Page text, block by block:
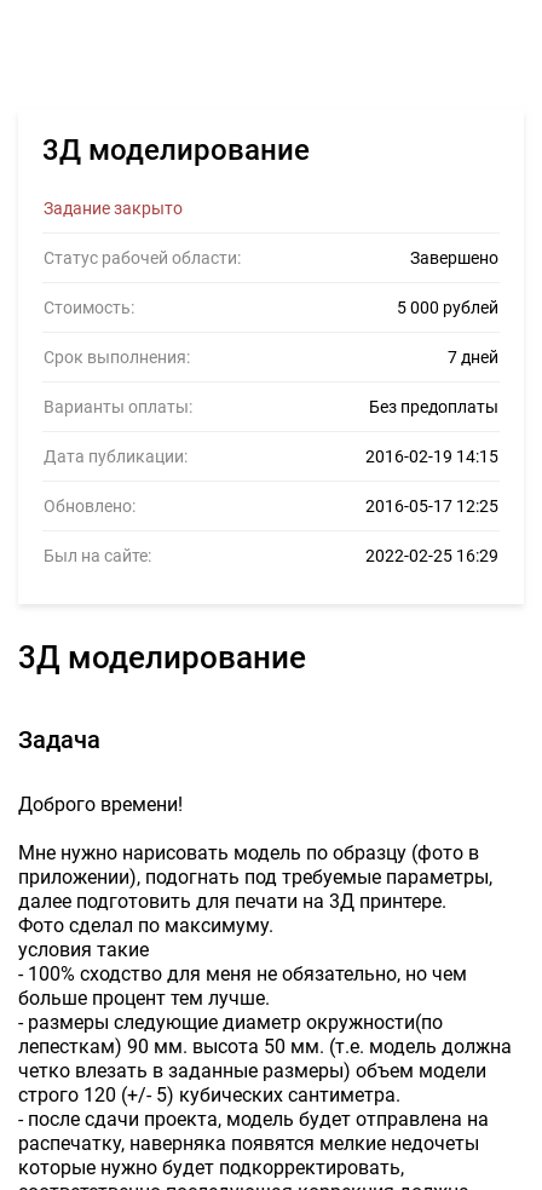
3Д моделирование
Задание закрыто
Статус рабочей области: Завершено
Стоимость: 5 000 рублей
Срок выполнения: 7 дней
Варианты оплаты: Без предоплаты
Дата публикации: 2016-02-19 14:15
Обновлено: 2016-05-17 12:25
Был на сайте: 2022-02-25 16:29
3Д моделирование
Задача
Доброго времени!
Мне нужно нарисовать модель по образцу (фото в
приложении), подогнать под требуемые параметры,
далее подготовить для печати на 3Д принтере.
Фото сделал по максимуму.
условия такие
- 100% сходство для меня не обязательно, но чем
больше процент тем лучше.
- размеры следующие диаметр окружности(по
лепесткам) 90 мм. высота 50 мм. (т.е. модель должна
четко влезать в заданные размеры) объем модели
строго 120 (+/- 5) кубических сантиметра.
- после сдачи проекта, модель будет отправлена на
распечатку, наверняка появятся мелкие недочеты
которые нужно будет подкорректировать,